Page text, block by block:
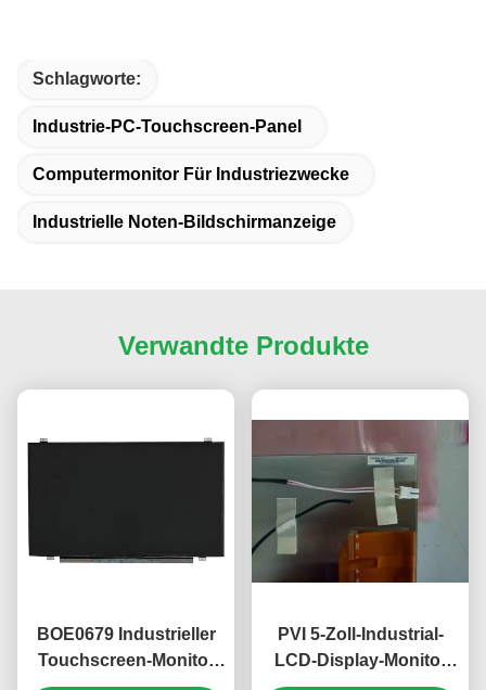
Schlagworte:
Industrie-PC-Touchscreen-Panel
Computermonitor Für Industriezwecke
Industrielle Noten-Bildschirmanzeige
Verwandte Produkte
BOE0679 Industrieller
Touchscreen-Monitor
15,6 Zoll 1920x1080
PVI 5-Zoll-Industrial-
LCD-Display-Monitor
mit 480*480 Pixeln und